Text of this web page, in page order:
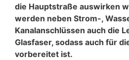
die Hauptstraße auswirken
werden neben Strom-,
Kanalanschlüssen auch die
Glasfaser, sodass auch für
vorbereitet ist.